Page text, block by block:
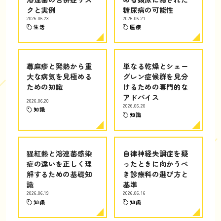
クと実例
2026.06.23
生活
糖尿病の可能性
2026.06.21
医療
蕁麻疹と発熱から重
大な病気を見極める
ための知識
2026.06.20
知識
単なる乾燥とシェー
グレン症候群を見分
けるための専門的な
アドバイス
2026.06.20
知識
猩紅熱と溶連菌感染
症の違いを正しく理
解するための基礎知
識
2026.06.19
知識
自律神経失調症を疑
ったときに向かうべ
き診療科の選び方と
基準
2026.06.16
知識